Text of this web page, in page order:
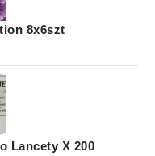
8x6szt
Lancety X 200